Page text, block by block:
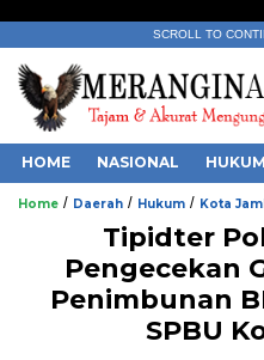
SCROLL TO
HOME NASIONAL HUKUM
Home / Daerah / Hukum / Kota
Tipidter
Pengecekan
Penimbunan
SPBU